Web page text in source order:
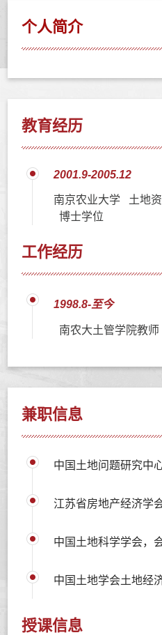
个人简介
教育经历
2001.9-2005.12
南京农业大学 土地
博士学位
工作经历
1998.8-至今
南农大土管学院教师
兼职信息
中国土地问题研究中
江苏省房地产经济学
中国土地科学学会，
中国土地学会土地经
授课信息